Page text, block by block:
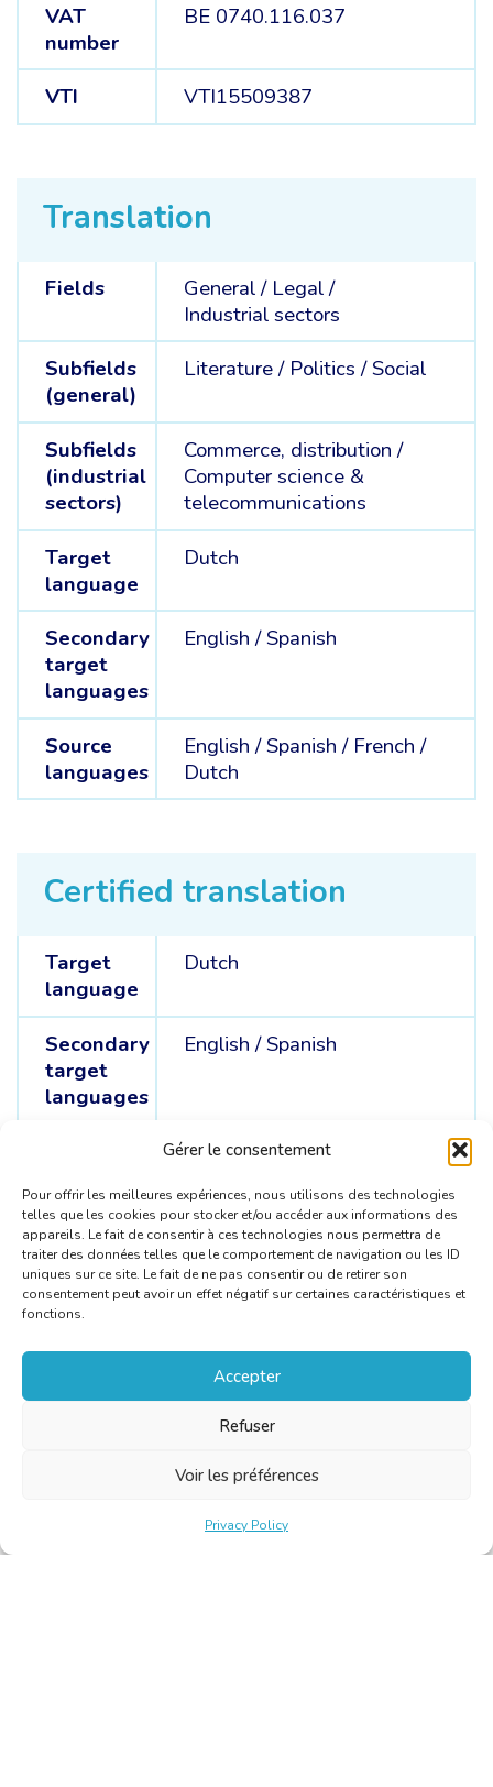
Gérer le consentement
Pour offrir les meilleures expériences, nous utilisons des technologies
telles que les cookies pour stocker et/ou accéder aux informations des
appareils. Le fait de consentir à ces technologies nous permettra de
traiter des données telles que le comportement de navigation ou les ID
uniques sur ce site. Le fait de ne pas consentir ou de retirer son
consentement peut avoir un effet négatif sur certaines caractéristiques et
fonctions.
Accepter
Refuser
Voir les préférences
Privacy Policy
VAT
number
BE 0740.116.037
VTI VTI15509387
Translation
Fields General / Legal /
Industrial sectors
Subfields
(general)
Literature / Politics /Social
Subfields
(industrial
sectors)
Commerce, distribution /
Computer science &
telecommunications
Target
language
Dutch
Secondary
target
languages
English /Spanish
Source
languages
English /Spanish / French /
Dutch
Certified translation
Target
language
Dutch
Secondary
target
languages
English /Spanish
English /Spanish /